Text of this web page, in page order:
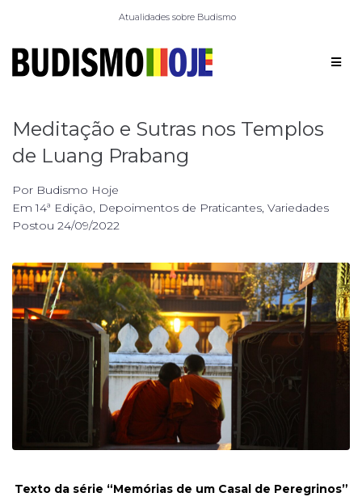
Atualidades sobre Budismo
Meditação e Sutras nos Templos
de Luang Prabang
Por Budismo Hoje
Em14ª Edição, Depoimentos de Praticantes, Variedades
Postou 24/09/2022
Texto da série “Memórias de um Casal de Peregrinos”